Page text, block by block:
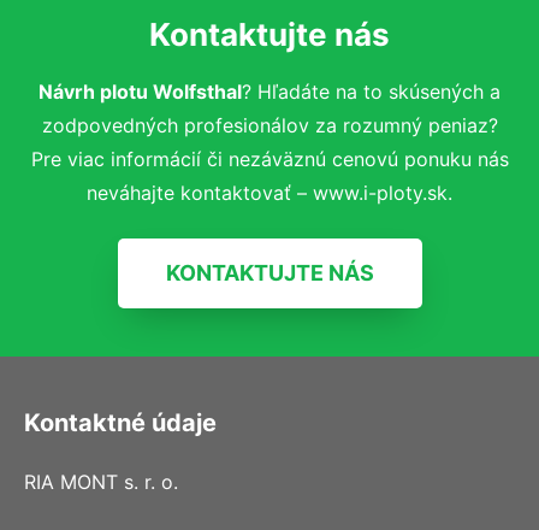
Kontaktujte nás
Návrh plotu Wolfsthal? Hľadáte na to skúsených a
zodpovedných profesionálov za rozumný peniaz?
Pre viac informácií či nezáväznú cenovú ponuku nás
neváhajte kontaktovať – www.i-ploty.sk.
KONTAKTUJTE NÁS
Kontaktné údaje
RIA MONT s. r. o.